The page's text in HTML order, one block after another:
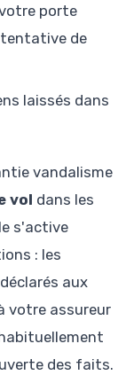
porte
de
laissés dans
vandalisme
vol dans les
s'active
: les
aux
votre assureur
des faits.